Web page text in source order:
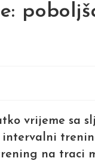
vrijeme sa
na traci